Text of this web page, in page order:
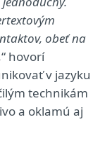
obeť na
“ hovorí
v jazyku
technikám
a oklamú aj